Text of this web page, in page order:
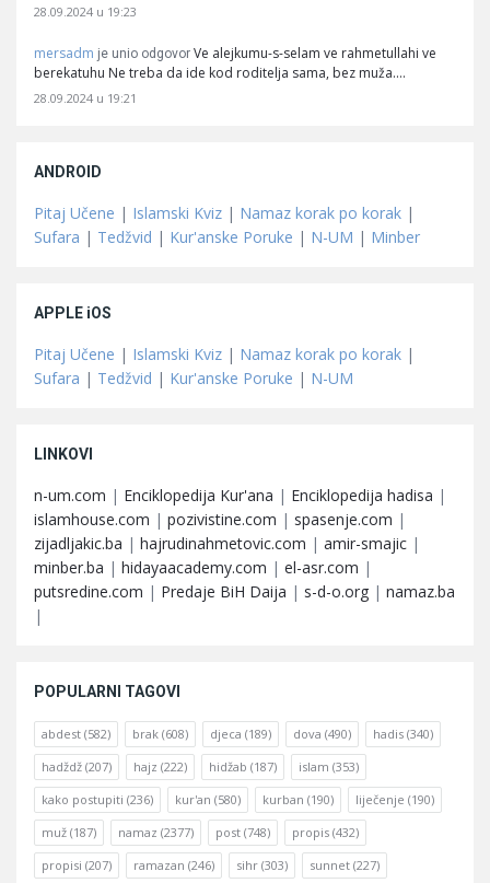
28.09.2024 u 19:23
mersadm je unio odgovor Ve alejkumu-s-selam ve rahmetullahi ve
berekatuhu Ne treba da ide kod roditelja sama, bez muža.…
28.09.2024 u 19:21
ANDROID
Pitaj Učene | Islamski Kviz | Namaz korak po korak |
Sufara | Tedžvid | Kur'anske Poruke | N-UM | Minber
APPLE iOS
Pitaj Učene | Islamski Kviz | Namaz korak po korak |
Sufara | Tedžvid | Kur'anske Poruke | N-UM
LINKOVI
n-um.com | Enciklopedija Kur'ana | Enciklopedija hadisa |
islamhouse.com | pozivistine.com | spasenje.com |
zijadljakic.ba | hajrudinahmetovic.com | amir-smajic |
minber.ba | hidayaacademy.com | el-asr.com |
putsredine.com | Predaje BiH Daija | s-d-o.org | namaz.ba
|
POPULARNI TAGOVI
abdest (582) brak (608) djeca (189) dova (490) hadis (340)
hadždž (207) hajz (222) hidžab (187) islam (353)
kako postupiti (236) kur'an (580) kurban (190) liječenje (190)
muž (187) namaz (2377) post (748) propis (432)
propisi (207) ramazan (246) sihr (303) sunnet (227)